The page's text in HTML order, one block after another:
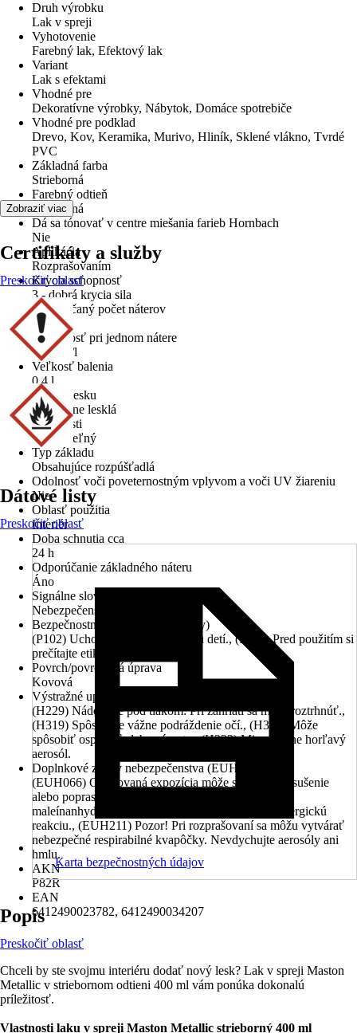
Druh výrobku
Lak v spreji
Vyhotovenie
Farebný lak, Efektový lak
Variant
Lak s efektami
Vhodné pre
Dekoratívne výrobky, Nábytok, Domáce spotrebiče
Vhodné pre podklad
Drevo, Kov, Keramika, Murivo, Hliník, Sklené vlákno, Tvrdé
PVC
Základná farba
Strieborná
Farebný odtieň
Strieborná
Dá sa tónovať v centre miešania farieb Hornbach
Nie
Aplikácia
Rozprašovaním
Krycia schopnosť
3 - dobrá krycia sila
Odporúčaný počet náterov
2
Výdatnosť pri jednom nátere
3,75 m²/l
Veľkosť balenia
0,4 l
Stupeň lesku
Hodvábne lesklá
Vlastnosti
Umývateľný
Typ základu
Obsahujúce rozpúšťadlá
Odolnosť voči poveternostným vplyvom a voči UV žiareniu
Nie
Oblasť použitia
Interiér
Doba schnutia cca
24 h
Odporúčanie základného náteru
Áno
Signálne slovo
Nebezpečenstvo
Bezpečnostné odporúčanie (P vety)
(P102) Uchovávajte mimo dosahu detí., (P103) Pred použitím si
prečítajte etiketu.
Povrch/povrchová úprava
Kovová
Výstražné upozornenia (H vety)
(H229) Nádoba je pod tlakom: Pri zahriatí sa môže roztrhnúť.,
(H319) Spôsobuje vážne podráždenie očí., (H336) Môže
spôsobiť ospalosť alebo závraty., (H222) Mimoriadne horľavý
aerosól.
Doplnkové znaky nebezpečenstva (EUH vety)
(EUH066) Opakovaná expozícia môže spôsobit’ vysušenie
alebo popraskanie pokožky, (EUH208) Obsahuje
maleínanhydrid (CAS: 108-31-6). Môže vyvolať alergickú
reakciu., (EUH211) Pozor! Pri rozprašovaní sa môžu vytvárať
nebezpečné respirabilné kvapôčky. Nevdychujte aerosóly ani
hmlu.
AKN
P82R
EAN
6412490023782, 6412490034207
Zobraziť viac
Certifikáty a služby
Preskočiť oblasť
Dátové listy
Preskočiť oblasť
Karta bezpečnostných údajov
Popis
Preskočiť oblasť
Chceli by ste svojmu interiéru dodať nový lesk? Lak v spreji Maston
Metallic v striebornom odtieni 400 ml vám ponúka dokonalú
príležitosť.
Vlastnosti laku v spreji Maston Metallic strieborný 400 ml